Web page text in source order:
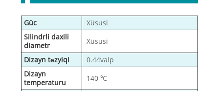
Güc
Xüsusi
Silindrli daxili
diametr
Xüsusi
Dizayn təzyiqi
0.44valp
Dizayn
temperaturu
140 ℃